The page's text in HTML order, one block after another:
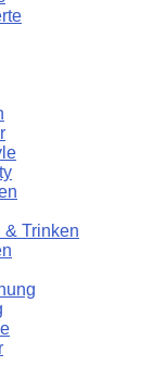
& Trinken